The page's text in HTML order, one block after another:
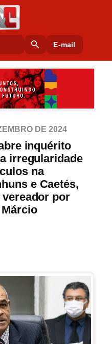
search E-mail
DE 2024
inquérito
irregularidade
na
e Caetés,
por